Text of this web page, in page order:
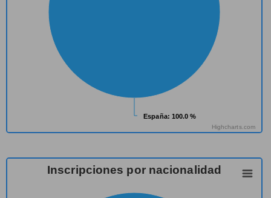
España: 100.0 %
España: 100.0 %
Highcharts.com
Inscripciones por nacionalidad